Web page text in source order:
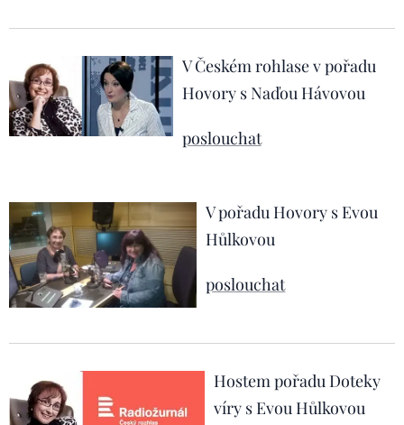
V Českém rohlase v pořadu
Hovory s Naďou Hávovou
poslouchat
V pořadu Hovory s Evou
Hůlkovou
poslouchat
Hostem pořadu Doteky
víry s Evou Hůlkovou